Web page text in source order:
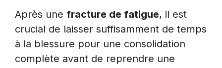
Après une fracture de fatigue, il est
crucial de laisser suffisamment de temps
à la blessure pour une consolidation
complète avant de reprendre une